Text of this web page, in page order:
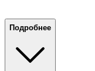
Подробнее